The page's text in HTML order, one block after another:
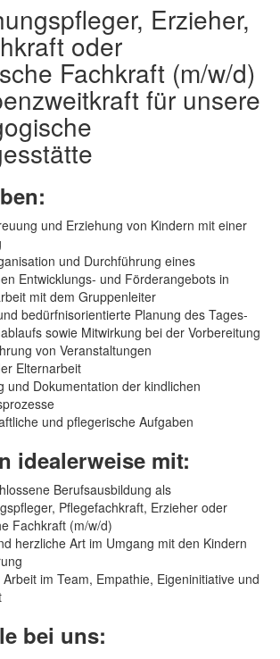
Erzieher,
oder
Fachkraft (m/w/d)
für unsere
und Erziehung von Kindern mit einer
und Durchführung eines
Entwicklungs- und Förderangebots in
mit dem Gruppenleiter
bedürfnisorientierte Planung des Tages-
sowie Mitwirkung bei der Vorbereitung
von Veranstaltungen
Elternarbeit
und Dokumentation der kindlichen
und pflegerische Aufgaben
idealerweise mit:
Berufsausbildung als
Pflegefachkraft, Erzieher oder
Fachkraft (m/w/d)
herzliche Art im Umgang mit den Kindern
im Team, Empathie, Eigeninitiative und
bei uns: